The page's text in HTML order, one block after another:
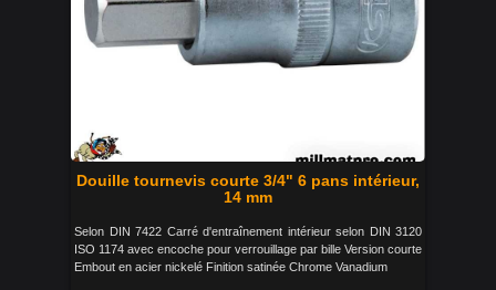
Douille tournevis courte 3/4" 6 pans intérieur,
14 mm
Selon DIN 7422 Carré d'entraînement intérieur selon DIN 3120
ISO 1174 avec encoche pour verrouillage par bille Version courte
Embout en acier nickelé Finition satinée Chrome Vanadium